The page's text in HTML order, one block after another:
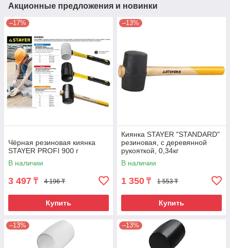
Акционные предложения и новинки
–17%
Чёрная резиновая киянка
STAYER PROFI 900 г
В наличии
3 497 ₸ 4 196 ₸
Купить
–13%
Киянка STAYER "STANDARD"
резиновая, с деревянной
рукояткой, 0,34кг
В наличии
1 350 ₸ 1 553 ₸
Купить
–13% –13%